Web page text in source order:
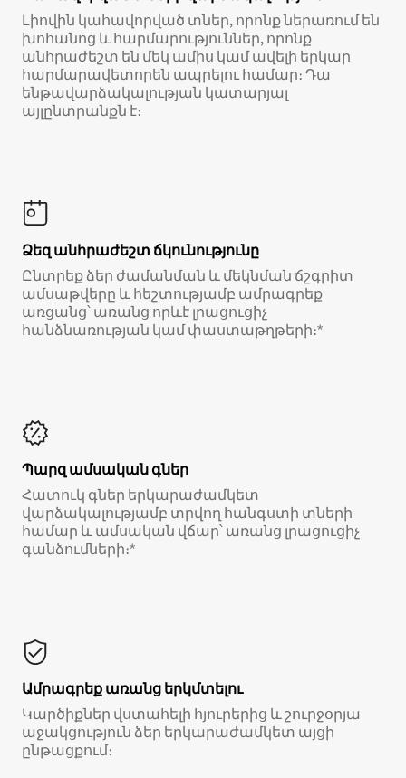
Լիովին կահավորված տներ, որոնք ներառում են
խոհանոց և հարմարություններ, որոնք
անհրաժեշտ են մեկ ամիս կամ ավելի երկար
հարմարավետորեն ապրելու համար։ Դա
ենթավարձակալության կատարյալ
այլընտրանքն է։
Ձեզ անհրաժեշտ ճկունությունը
Ընտրեք ձեր ժամանման և մեկնման ճշգրիտ
ամսաթվերը և հեշտությամբ ամրագրեք
առցանց՝ առանց որևէ լրացուցիչ
հանձնառության կամ փաստաթղթերի։*
Պարզ ամսական գներ
Հատուկ գներ երկարաժամկետ
վարձակալությամբ տրվող հանգստի տների
համար և ամսական վճար՝ առանց լրացուցիչ
գանձումների։*
Ամրագրեք առանց երկմտելու
Կարծիքներ վստահելի հյուրերից և շուրջօրյա
աջակցություն ձեր երկարաժամկետ այցի
ընթացքում։